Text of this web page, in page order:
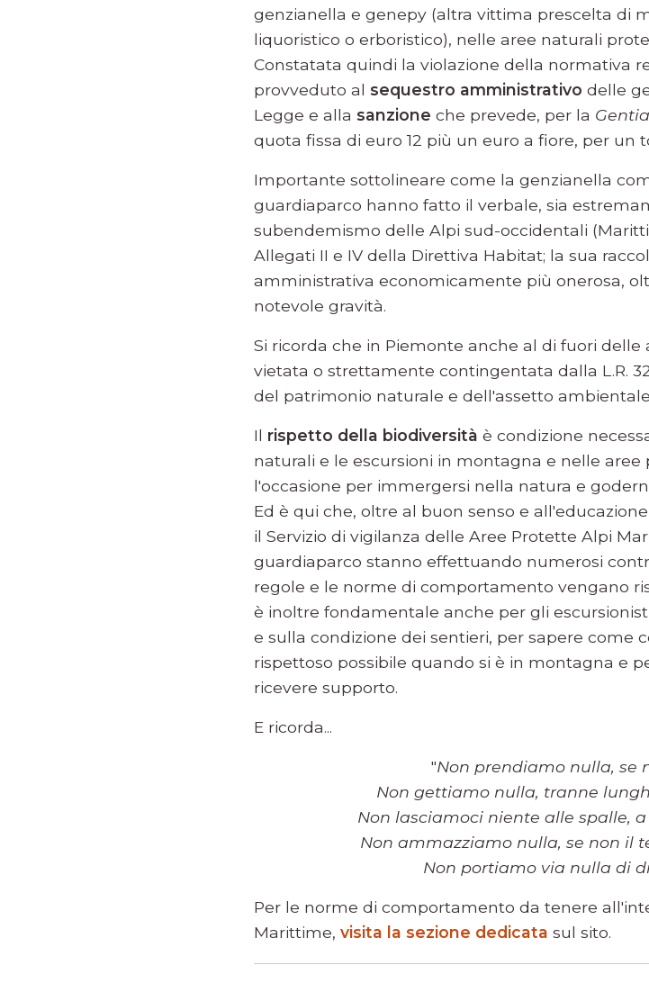
genzianella e genepy (altra vittima prescelta di
liquoristico o erboristico), nelle aree naturali
Constatata quindi la violazione della normativa
provveduto al sequestro amministrativo delle
Legge e alla sanzione che prevede, per la
quota fissa di euro 12 più un euro a fiore, per un
Importante sottolineare come la genzianella
guardiaparco hanno fatto il verbale, sia
subendemismo delle Alpi sud-occidentali
Allegati II e IV della Direttiva Habitat; la sua
amministrativa economicamente più onerosa,
notevole gravità.
Si ricorda che in Piemonte anche al di fuori
vietata o strettamente contingentata dalla L.R.
del patrimonio naturale e dell'assetto
Il rispetto della biodiversità è condizione
naturali e le escursioni in montagna e nelle
l'occasione per immergersi nella natura e
Ed è qui che, oltre al buon senso e
il Servizio di vigilanza delle Aree Protette Alpi
guardiaparco stanno effettuando numerosi
regole e le norme di comportamento vengano
è inoltre fondamentale anche per gli
e sulla condizione dei sentieri, per sapere come
rispettoso possibile quando si è in montagna e
ricevere supporto.
E ricorda...
"Non prendiamo nulla, se
Non gettiamo nulla, tranne
Non lasciamoci niente alle spalle,
Non ammazziamo nulla, se non il
Non portiamo via nulla di
Per le norme di comportamento da tenere
Marittime, visita la sezione dedicata sul sito.